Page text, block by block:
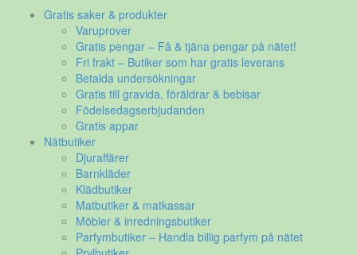
Gratis saker & produkter
Varuprover
Gratis pengar – Få & tjäna pengar på nätet!
Fri frakt – Butiker som har gratis leverans
Betalda undersökningar
Gratis till gravida, föräldrar & bebisar
Födelsedagserbjudanden
Gratis appar
Nätbutiker
Djuraffärer
Barnkläder
Klädbutiker
Matbutiker & matkassar
Möbler & inredningsbutiker
Parfymbutiker – Handla billig parfym på nätet